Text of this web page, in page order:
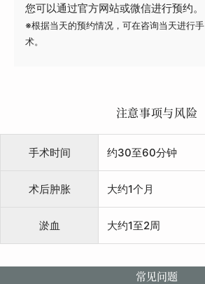
您可以通过官方网站或微信进行预约。
※根据当天的预约情况，可在咨询当天进行手
术。
注意事项与风险
手术时间 约30至60分钟
术后肿胀 大约1个月
淤血 大约1至2周
常见问题